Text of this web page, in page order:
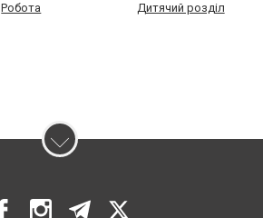
Робота Дитячий розділ